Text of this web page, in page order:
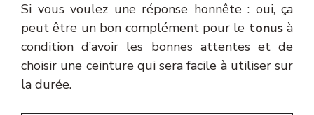
Si vous voulez une réponse honnête : oui, ça
peut être un bon complément pour le tonusà
condition d’avoir les bonnes attentes et de
choisir une ceinture qui sera facile à utiliser sur
la durée.